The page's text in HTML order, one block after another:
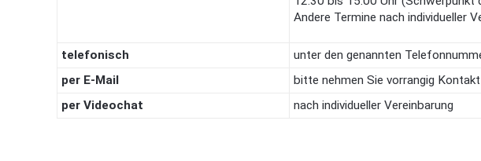
Andere Termine nach individueller
telefonisch
unter den genannten
per E-Mail
bitte nehmen Sie vorrangig
per Videochat
nach individueller Vereinbarung